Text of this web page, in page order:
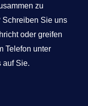
zu
Schreiben Sie uns
oder greifen
Telefon unter
auf Sie.